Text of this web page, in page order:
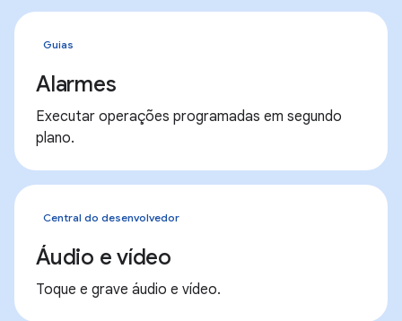
Guias
Alarmes
Executar operações programadas em segundo
plano.
Central do desenvolvedor
Áudio e vídeo
Toque e grave áudio e vídeo.